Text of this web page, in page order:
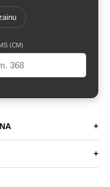
(CM)
+
+